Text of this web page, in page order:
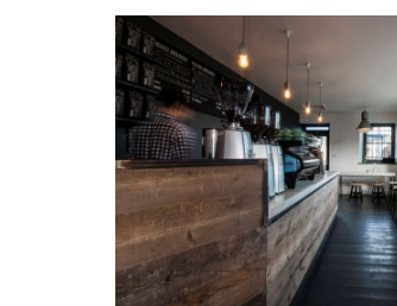
Площадь 52 м2 Стоимость